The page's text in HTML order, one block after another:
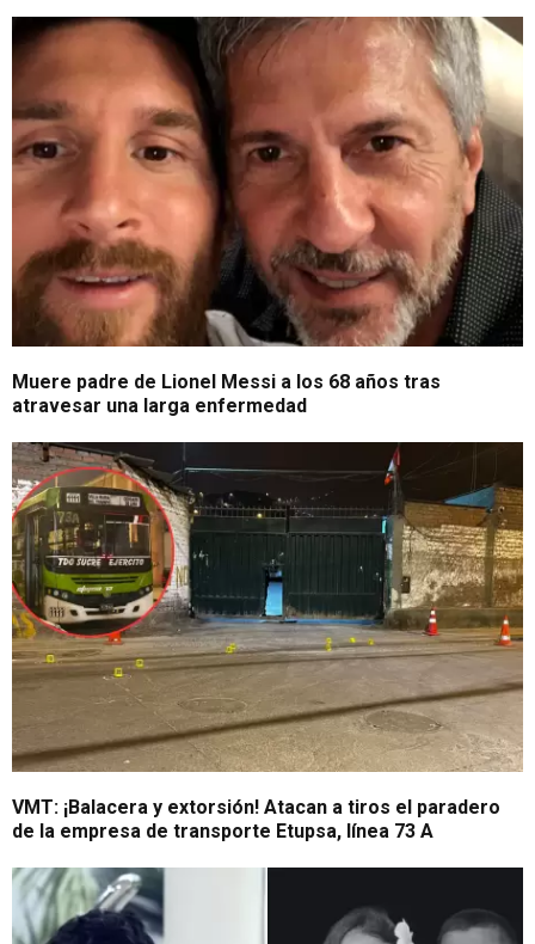
Muere padre de Lionel Messi a los 68 años tras
atravesar una larga enfermedad
VMT: ¡Balacera y extorsión! Atacan a tiros el paradero
de la empresa de transporte Etupsa, línea 73 A